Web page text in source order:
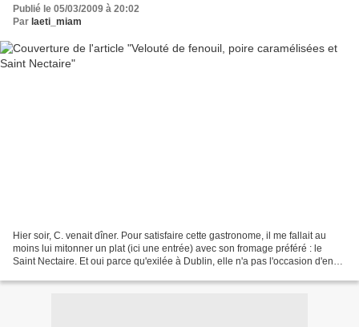
Publié le 05/03/2009 à 20:02
Par laeti_miam
Hier soir, C. venait dîner. Pour satisfaire cette gastronome, il me fallait au
moins lui mitonner un plat (ici une entrée) avec son fromage préféré : le
Saint Nectaire. Et oui parce qu'exilée à Dublin, elle n'a pas l'occasion d'en